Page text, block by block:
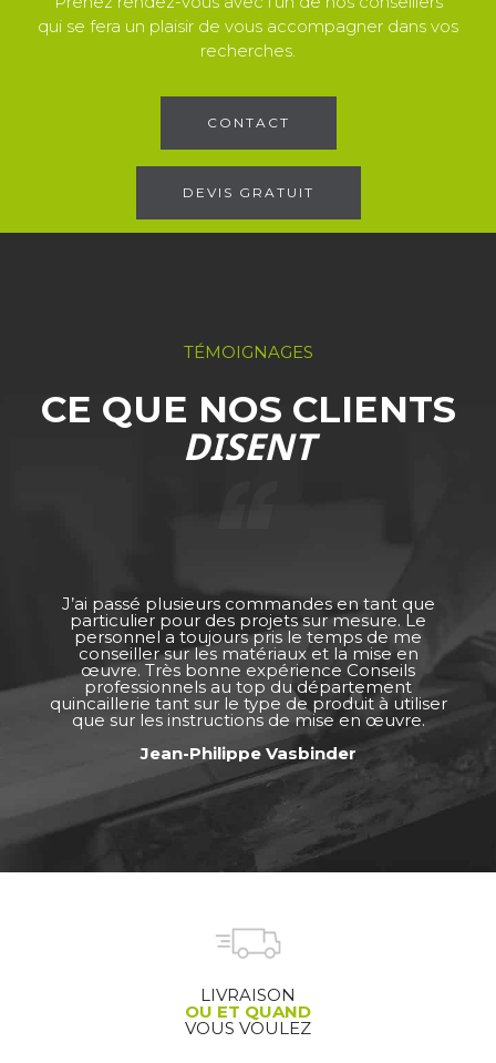
qui se fera un plaisir de vous accompagner dans vos
recherches.
CONTACT
DEVIS GRATUIT
TÉMOIGNAGES
CE QUE NOS CLIENTS
DISENT
J’ai passé plusieurs commandes en tant que
particulier pour des projets sur mesure. Le
personnel a toujours pris le temps de me
conseiller sur les matériaux et la mise en
œuvre. Très bonne expérience Conseils
professionnels au top du département
quincaillerie tant sur le type de produit à utiliser
que sur les instructions de mise en œuvre.
Jean-Philippe Vasbinder
LIVRAISON
OU ET QUAND
VOUS VOULEZ